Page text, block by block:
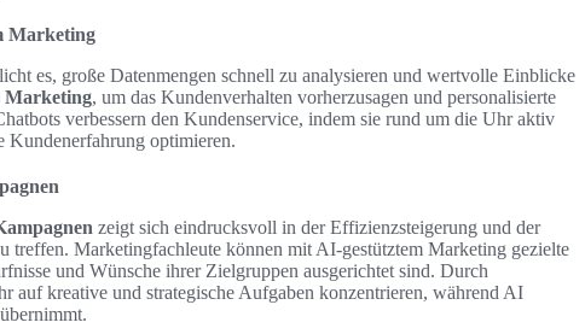
Marketing
es, große Datenmengen schnell zu analysieren und wertvolle Einblicke
Marketing, um das Kundenverhalten vorherzusagen und personalisierte
verbessern den Kundenservice, indem sie rund um die Uhr aktiv
Kundenerfahrung optimieren.
zeigt sich eindrucksvoll in der Effizienzsteigerung und der
treffen. Marketingfachleute können mit AI-gestütztem Marketing gezielte
und Wünsche ihrer Zielgruppen ausgerichtet sind. Durch
auf kreative und strategische Aufgaben konzentrieren, während AI